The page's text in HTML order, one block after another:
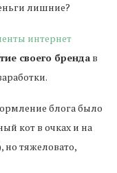
лишние?
интернет
своего бренда в
блога было
кот в очках и на
но тяжеловато,